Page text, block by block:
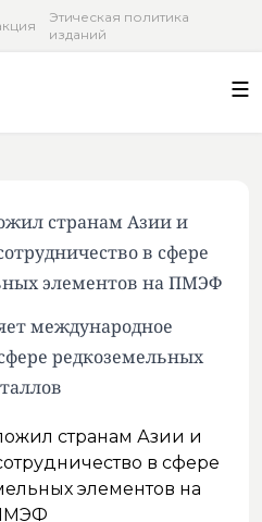
Этическая политика
изданий
странам Азии и
в сфере
элементов на ПМЭФ
международное
редкоземельных